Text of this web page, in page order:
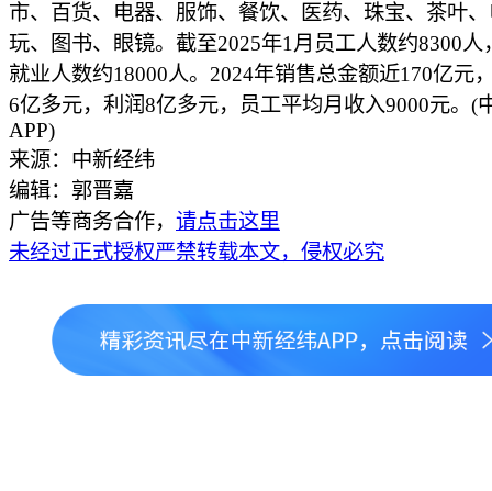
市、百货、电器、服饰、餐饮、医药、珠宝、茶叶
玩、图书、眼镜。截至2025年1月员工人数约8300人
就业人数约18000人。2024年销售总金额近170亿元
6亿多元，利润8亿多元，员工平均月收入9000元。(
APP)
来源：中新经纬
编辑：郭晋嘉
广告等商务合作， 请点击这里
未经过正式授权严禁转载本文，侵权必究